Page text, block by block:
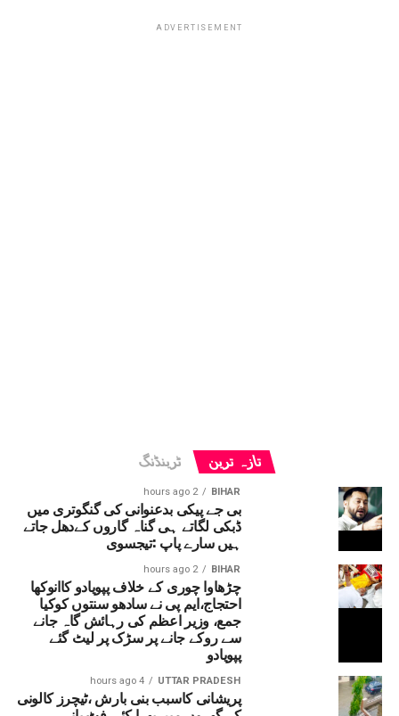
ADVERTISEMENT
تازہ ترین ٹرینڈنگ
BIHAR
2 hours ago
بی جے پیکی بدعنوانی کی گنگوتری میں
ڈبکی لگاتے ہی گناہ گاروں کےدھل جاتے
ہیں سارے پاپ :تیجسوی
BIHAR
2 hours ago
چڑھاوا چوری کے خلاف پپویادو کاانوکھا
احتجاج،ایم پی نے سادھو سنتوں کوکیا
جمع، وزیر اعظم کی رہائش گاہ جانے
سے روکے جانے پر سڑک پر لیٹ گئے
پپویادو
UTTAR PRADESH
4 hours ago
پریشانی کاسبب بنی بارش ،ٹیچرز کالونی